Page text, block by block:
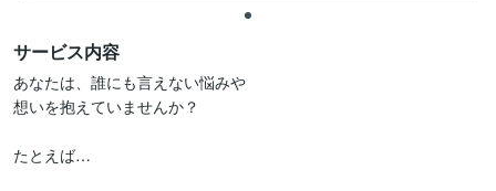
サービス内容
あなたは、誰にも言えない悩みや
想いを抱えていませんか？
たとえば…